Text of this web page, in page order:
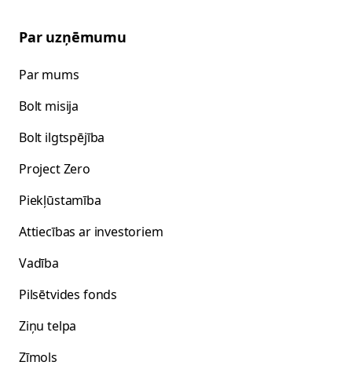
Par uzņēmumu
Par mums
Bolt misija
Bolt ilgtspējība
Project Zero
Piekļūstamība
Attiecības ar investoriem
Vadība
Pilsētvides fonds
Ziņu telpa
Zīmols